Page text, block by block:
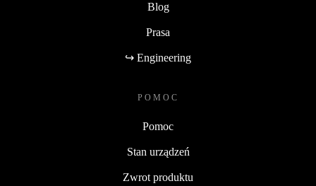
Blog
Prasa
↪ Engineering
POMOC
Pomoc
Stan urządzeń
Zwrot produktu